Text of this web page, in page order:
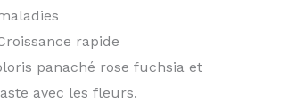
rapide
panaché rose fuchsia et
avec les fleurs.